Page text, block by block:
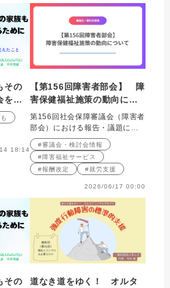
その
をつ
ア
え
18:14
【第156回障害者部会】 障
害保健福祉施策の動向につ
いて解説
第156回社会保障審議会（障害者
部会）における報告・議題につ
いて紹介します。
#審議会・検討会情報
#障害福祉サービス
#報酬改定
#就労支援
2026/06/17 00:00
その
道なき道をゆく！ オルタ